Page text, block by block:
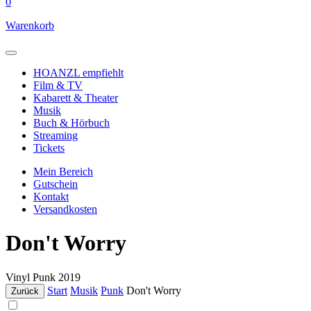
Warenkorb
HOANZL empfiehlt
Film & TV
Kabarett & Theater
Musik
Buch & Hörbuch
Streaming
Tickets
Mein Bereich
Gutschein
Kontakt
Versandkosten
Don't Worry
Vinyl Punk 2019
Zurück Start Musik Punk Don't Worry